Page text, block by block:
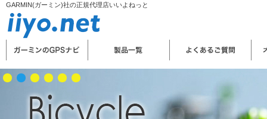
GARMIN(ガーミン)社の正規代理店いいよねっと